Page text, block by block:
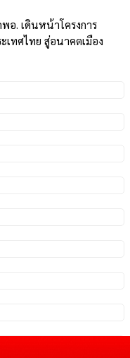
อ. เดินหน้าโครงการ
ทศไทย สู่อนาคตเมือง